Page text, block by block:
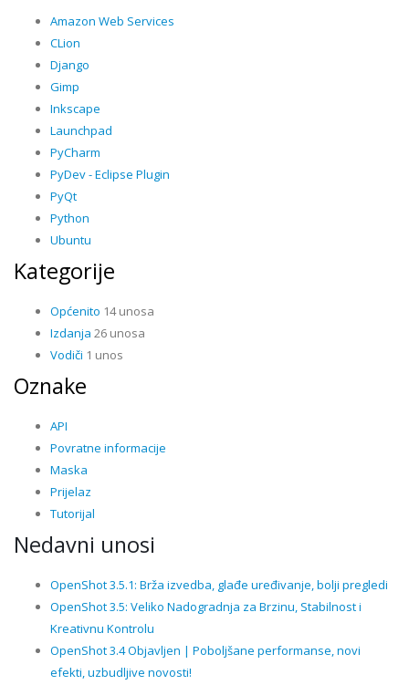
Amazon Web Services
CLion
Django
Gimp
Inkscape
Launchpad
PyCharm
PyDev - Eclipse Plugin
PyQt
Python
Ubuntu
Kategorije
Općenito 14 unosa
Izdanja 26 unosa
Vodiči 1 unos
Oznake
API
Povratne informacije
Maska
Prijelaz
Tutorijal
Nedavni unosi
OpenShot 3.5.1: Brža izvedba, glađe uređivanje, bolji pregledi
OpenShot 3.5: Veliko Nadogradnja za Brzinu, Stabilnost i
Kreativnu Kontrolu
OpenShot 3.4 Objavljen | Poboljšane performanse, novi
efekti, uzbudljive novosti!